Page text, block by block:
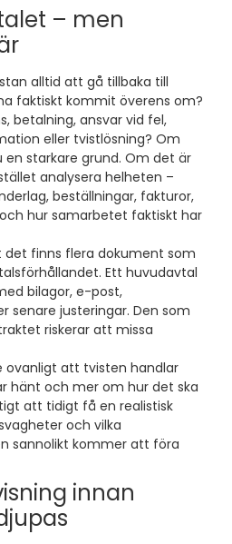
– men
alltid att gå tillbaka till
faktiskt kommit överens om?
betalning, ansvar vid fel,
eller tvistlösning? Om
starkare grund. Om det är
analysera helheten –
beställningar, fakturor,
hur samarbetet faktiskt har
finns flera dokument som
Ett huvudavtal
bilagor, e-post,
senare justeringar. Den som
riskerar att missa
ovanligt att tvisten handlar
hänt och mer om hur det ska
att tidigt få en realistisk
och vilka
sannolikt kommer att föra
innan